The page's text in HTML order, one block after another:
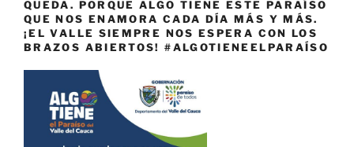
QUEDA. PORQUE ALGO TIENE ESTE PARAÍSO
QUE NOS ENAMORA CADA DÍA MÁS Y MÁS.
¡EL VALLE SIEMPRE NOS ESPERA CON LOS
BRAZOS ABIERTOS! #ALGOTIENEELPARAÍSO